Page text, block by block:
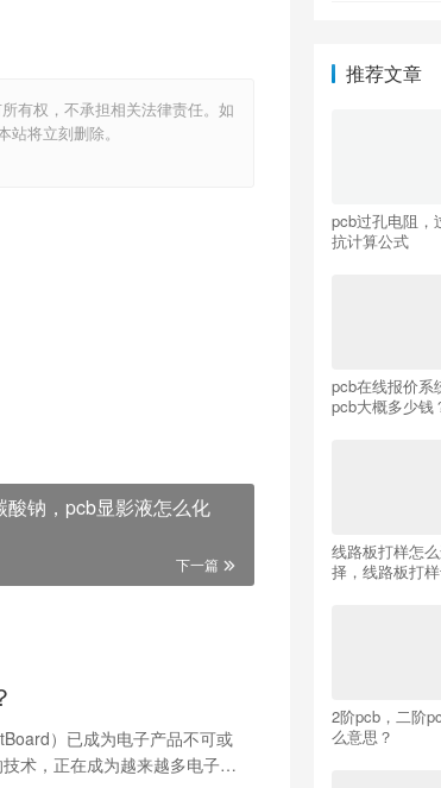
有权，不承担相关法律责任。如
将立刻删除。
钠，pcb显影液怎么化
下一篇
）已成为电子产品不可或
术，正在成为越来越多电子设
推荐文章
pcb过孔电阻，
抗计算公式
pcb在线报价系
pcb大概多少钱
线路板打样怎
择，线路板打样
2阶pcb，二阶
么意思？